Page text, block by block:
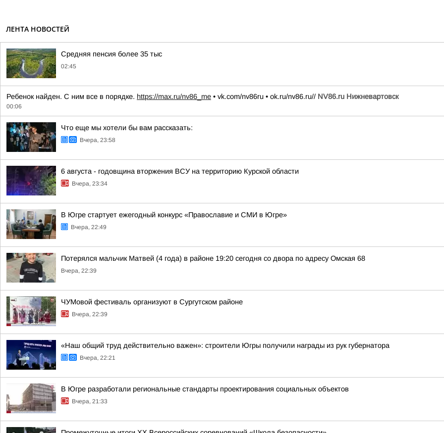
ЛЕНТА НОВОСТЕЙ
Средняя пенсия более 35 тыс
02:45
Ребенок найден. С ним все в порядке. https://max.ru/nv86_me • vk.com/nv86ru • ok.ru/nv86.ru// NV86.ru Нижневартовск
00:06
Что еще мы хотели бы вам рассказать:
Вчера, 23:58
6 августа - годовщина вторжения ВСУ на территорию Курской области
Вчера, 23:34
В Югре стартует ежегодный конкурс «Православие и СМИ в Югре»
Вчера, 22:49
Потерялся мальчик Матвей (4 года) в районе 19:20 сегодня со двора по адресу Омская 68
Вчера, 22:39
ЧУМовой фестиваль организуют в Сургутском районе
Вчера, 22:39
«Наш общий труд действительно важен»: строители Югры получили награды из рук губернатора
Вчера, 22:21
В Югре разработали региональные стандарты проектирования социальных объектов
Вчера, 21:33